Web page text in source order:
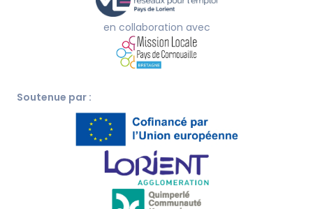
en collaboration avec
Soutenue par :